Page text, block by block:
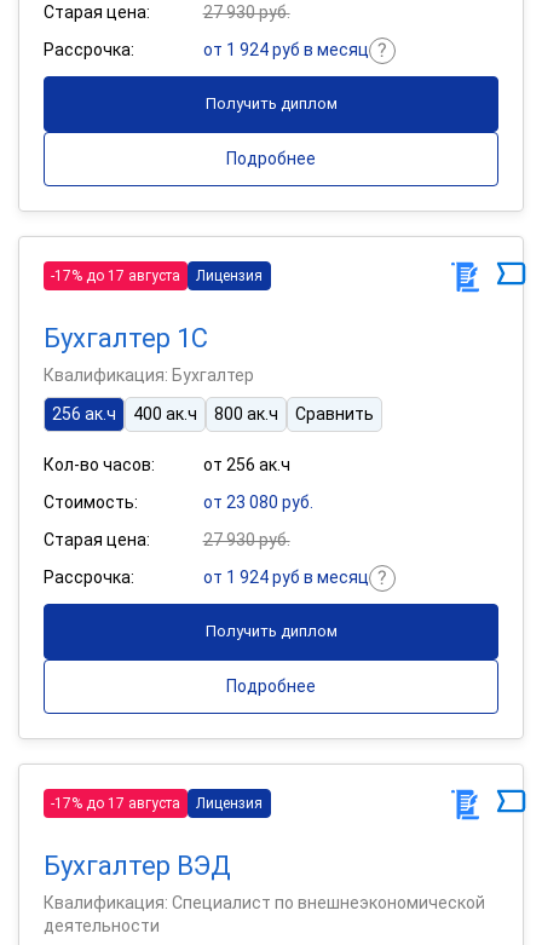
Старая цена:
27 930 руб.
Рассрочка:
от 1 924 руб в месяц
Получить диплом
Подробнее
-17% до 17 августа Лицензия
Бухгалтер 1С
Квалификация: Бухгалтер
256 ак.ч
400 ак.ч 800 ак.ч Сравнить
Кол-во часов:
от 256 ак.ч
Стоимость:
от 23 080 руб.
Старая цена:
27 930 руб.
Рассрочка:
от 1 924 руб в месяц
Получить диплом
Подробнее
-17% до 17 августа Лицензия
Бухгалтер ВЭД
Квалификация: Специалист по внешнеэкономической
деятельности